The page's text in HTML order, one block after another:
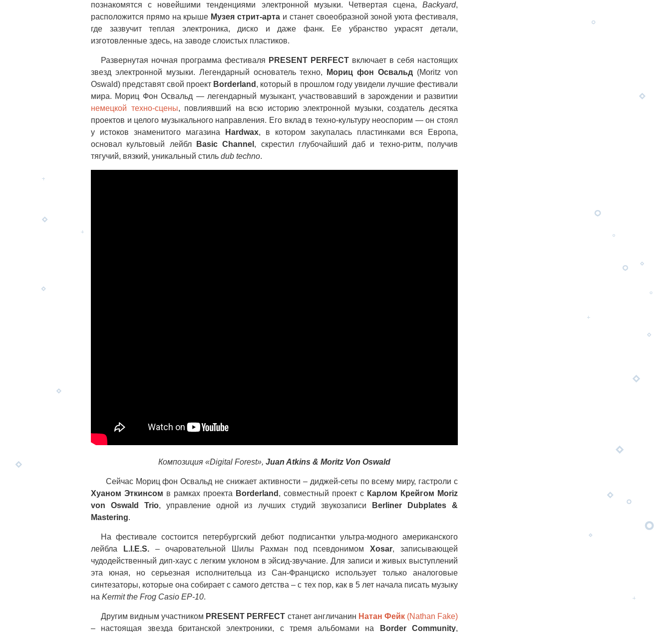
познакомятся с новейшими тенденциями электронной музыки. Четвертая сцена, Backyard,
расположится прямо на крыше Музея стрит-арта и станет своеобразной зоной уюта фестиваля,
где зазвучит теплая электроника, диско и даже фанк. Ее убранство украсят детали,
изготовленные здесь, на заводе слоистых пластиков.
Развернутая ночная программа фестиваля PRESENT PERFECT включает в себя настоящих
звезд электронной музыки. Легендарный основатель техно,
Мориц фон Освальд (Moritz von
Oswald) представят свой проект Borderland , который в прошлом году увидели лучшие фестивали
мира. Мориц Фон Освальд — легендарный музыкант, участвовавший в зарождении и развитии
немецкой техно-сцены, повлиявший на всю историю электронной музыки, создатель десятка
проектов и целого музыкального направления. Его вклад в техно-культуру неоспорим — он стоял
у истоков знаменитого магазина
Hardwax, в котором закупалась пластинками вся Европа,
основал культовый лейбл
Basic Channel , скрестил глубочайший даб и техно-ритм, получив
тягучий, вязкий, уникальный стиль dub techno.
Композиция «Digital Forest», Juan Atkins & Moritz Von Oswald
Сейчас Мориц фон Освальд не снижает активности – диджей-сеты по всему миру, гастроли с
Хуаном Эткинсом в рамках проекта Borderland , совместный проект с Карлом Крейгом Moriz
von Oswald Trio, управление одной из лучших студий звукозаписи
Berliner Dubplates &
Mastering.
На фестивале состоится петербургский дебют подписантки ультра-модного американского
лейбла
L.I.E.S.– очаровательной Шилы Рахман под псевдонимомXosar, записывающей
чудодейственный дип-хаус с легким уклоном в эйсид-звучание. Для записи и живых выступлений
эта юная, но серьезная исполнительца из Сан-Франциско использует только аналоговые
синтезаторы, которые она собирает с самого детства – с тех пор, как в 5 лет начала писать музыку
на Kermit the Frog Casio EP-10.
Другим видным участником PRESENT PERFECT станет англичанин Натан Фейк(Nathan Fake)
– настоящая звезда британской электроники, с тремя альбомами на
Border Community,